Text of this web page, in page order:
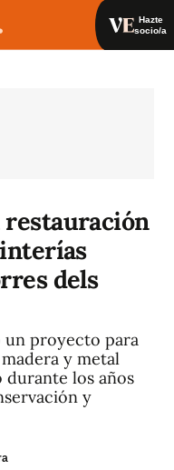
Hazte
socio/a
restauración
dels
un proyecto para
y metal
durante los años
y